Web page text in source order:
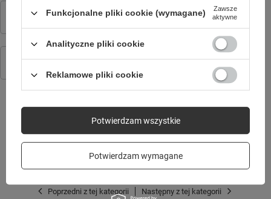
Ładowarka do zegarka Forever Smartwatch Grand 2 W-710
49,90 zł
Pasek silikonowy KW-520 czarny
SPRAWDŹ TAKŻE
Poprzedni z tej kategorii Następny z tej kategorii
Funkcjonalne pliki cookie (wymagane)
Zawsze
aktywne
Analityczne pliki cookie
Reklamowe pliki cookie
Potwierdzam wymagane
Potwierdzam wszystkie